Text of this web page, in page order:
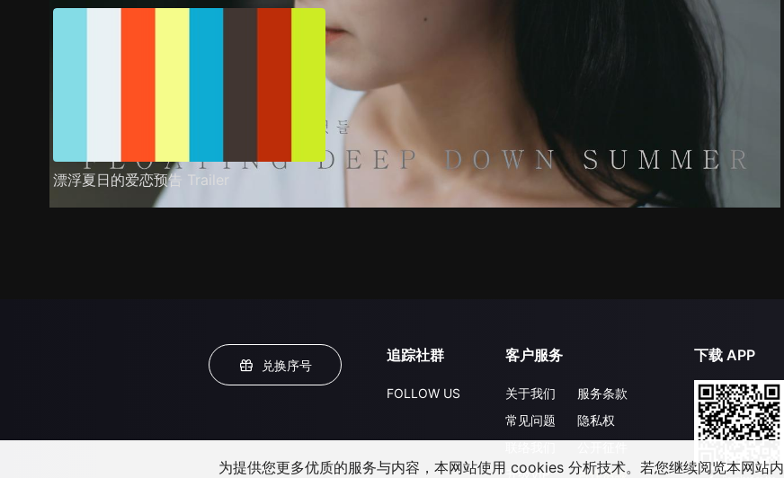
漂浮夏日的爱恋预告 Trailer
兑换序号
追踪社群
FOLLOW US
客户服务
关于我们
常见问题
升级VIP
服务条款
隐私权
合作洽談
下载 APP
为提供您更多优质的服务与内容，本网站使用 cookies 分析技术。若您继续阅览本网站内